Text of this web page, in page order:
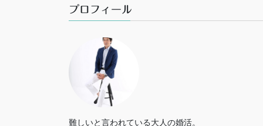
プロフィール
難しいと言われている大人の婚活。